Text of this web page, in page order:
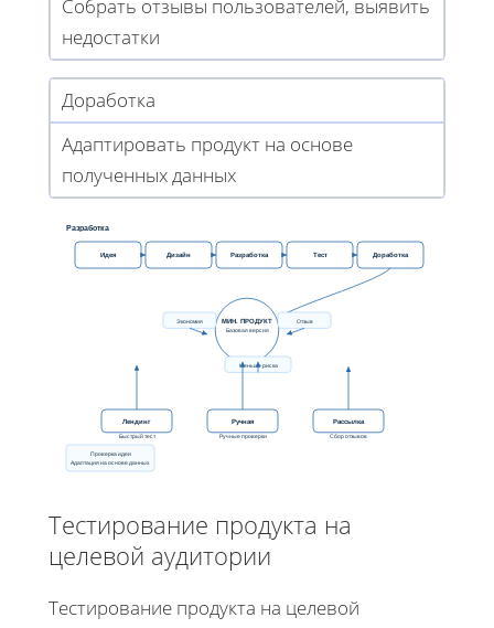
Собрать отзывы пользователей, выявить
недостатки
Доработка
Адаптировать продукт на основе
полученных данных
Разработка
Идея Дизайн Разработка Тест Доработка
МИН. ПРОДУКТ
Базовая версия
Экономия Отзыв
Меньше риска
Лендинг Ручная Рассылка
Быстрый тест Ручные проверки Сбор отзывов
Проверка идеи
Адаптация на основе данных
Тестирование продукта на
целевой аудитории
Тестирование продукта на целевой